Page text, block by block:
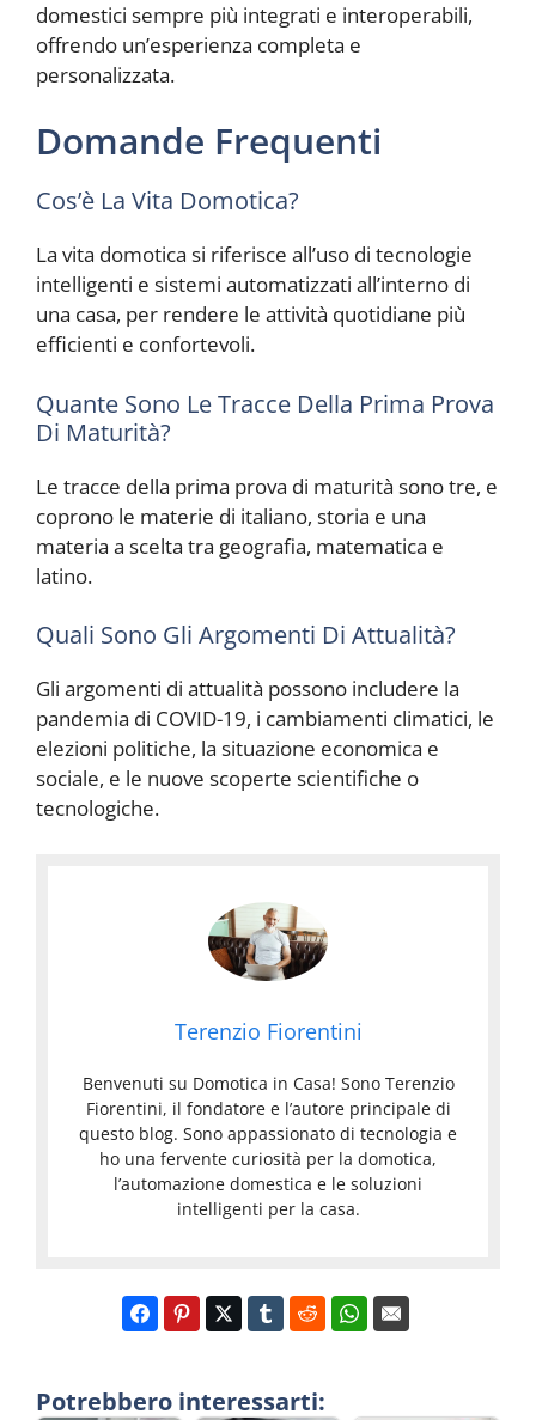
domestici sempre più integrati e interoperabili,
offrendo un’esperienza completa e
personalizzata.
Domande Frequenti
Cos’è La Vita Domotica?
La vita domotica si riferisce all’uso di tecnologie
intelligenti e sistemi automatizzati all’interno di
una casa, per rendere le attività quotidiane più
efficienti e confortevoli.
Quante Sono Le Tracce Della Prima Prova
Di Maturità?
Le tracce della prima prova di maturità sono tre, e
coprono le materie di italiano, storia e una
materia a scelta tra geografia, matematica e
latino.
Quali Sono Gli Argomenti Di Attualità?
Gli argomenti di attualità possono includere la
pandemia di COVID-19, i cambiamenti climatici, le
elezioni politiche, la situazione economica e
sociale, e le nuove scoperte scientifiche o
tecnologiche.
Terenzio Fiorentini
Benvenuti su Domotica in Casa! Sono Terenzio
Fiorentini, il fondatore e l’autore principale di
questo blog. Sono appassionato di tecnologia e
ho una fervente curiosità per la domotica,
l’automazione domestica e le soluzioni
intelligenti per la casa.
Potrebbero interessarti: